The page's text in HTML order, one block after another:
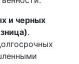
и черных
.